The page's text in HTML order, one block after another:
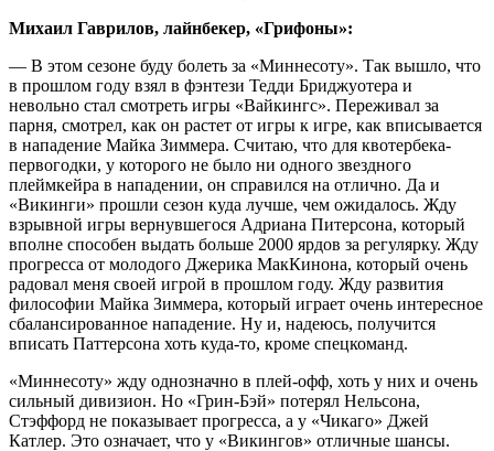
Михаил Гаврилов, лайнбекер, «Грифоны»:
— В этом сезоне буду болеть за «Миннесоту». Так вышло, что
в прошлом году взял в фэнтези Тедди Бриджуотера и
невольно стал смотреть игры «Вайкингс». Переживал за
парня, смотрел, как он растет от игры к игре, как вписывается
в нападение Майка Зиммера. Считаю, что для квотербека-
первогодки, у которого не было ни одного звездного
плеймкейра в нападении, он справился на отлично. Да и
«Викинги» прошли сезон куда лучше, чем ожидалось. Жду
взрывной игры вернувшегося Адриана Питерсона, который
вполне способен выдать больше 2000 ярдов за регулярку. Жду
прогресса от молодого Джерика МакКинона, который очень
радовал меня своей игрой в прошлом году. Жду развития
философии Майка Зиммера, который играет очень интересное
сбалансированное нападение. Ну и, надеюсь, получится
вписать Паттерсона хоть куда-то, кроме спецкоманд.
«Миннесоту» жду однозначно в плей-офф, хоть у них и очень
сильный дивизион. Но «Грин-Бэй» потерял Нельсона,
Стэффорд не показывает прогресса, а у «Чикаго» Джей
Катлер. Это означает, что у «Викингов» отличные шансы.